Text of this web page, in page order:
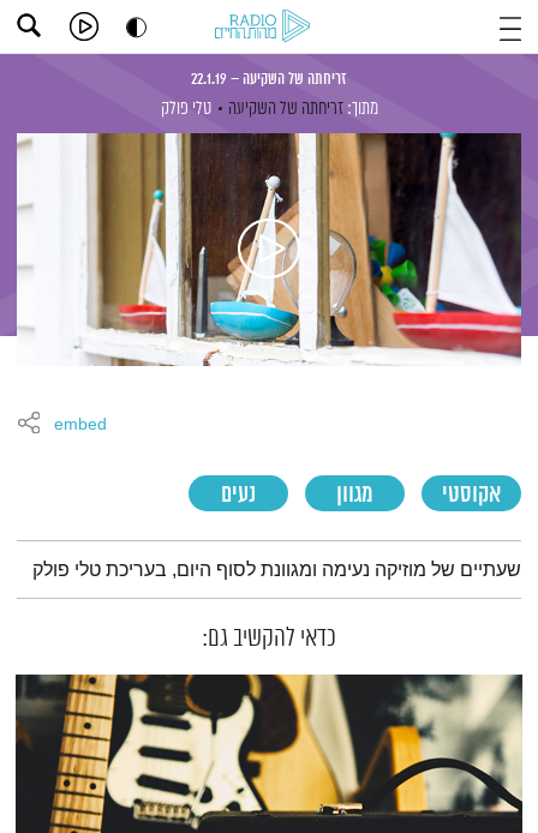
זריחתה של השקיעה – 22.1.19
מתוך: זריחתה של השקיעה טלי פולק
אקוסטי מגוון נעים
embed
תמצית הפודקאסט
שעתיים של מוזיקה נעימה ומגוונת לסוף היום, בעריכת טלי פולק
כדאי להקשיב גם: